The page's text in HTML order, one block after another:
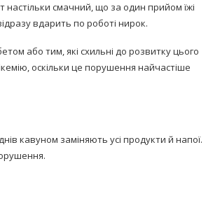
смачний, що за один прийом їжі
вдарить по роботі нирок.
або тим, які схильні до розвитку цього
оскільки це порушення найчастіше
кавуном заміняють усі продукти й напої.